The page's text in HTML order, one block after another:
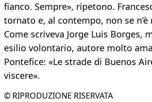
fianco. Sempre», ripetono.
tornato e, al contempo, non se
Come scriveva Jorge Luis Borges,
esilio volontario, autore molto
Pontefice: «Le strade di Buenos
viscere».
© RIPRODUZIONE RISERVATA